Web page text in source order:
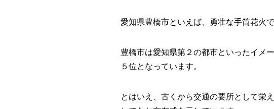
愛知県豊橋市といえば、勇壮な手筒花火
豊橋市は愛知県第２の都市といったイメ
５位となっています。
とはいえ、古くから交通の要所として栄